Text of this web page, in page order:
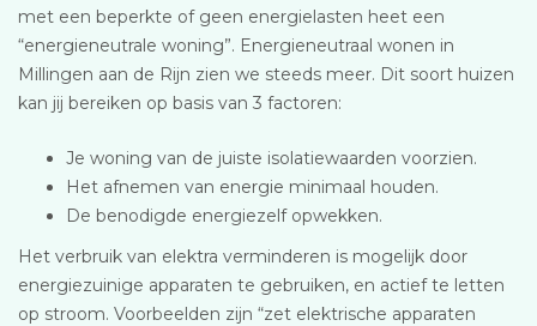
met een beperkte of geen energielasten heet een
“energieneutrale woning”. Energieneutraal wonen in
Millingen aan de Rijn zien we steeds meer. Dit soort huizen
kan jij bereiken op basis van 3 factoren:
Je woning van de juiste isolatiewaarden voorzien.
Het afnemen van energie minimaal houden.
De benodigde energiezelf opwekken.
Het verbruik van elektra verminderen is mogelijk door
energiezuinige apparaten te gebruiken, en actief te letten
op stroom. Voorbeelden zijn “zet elektrische apparaten